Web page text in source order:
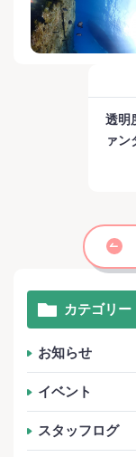
透明
ァン
カテゴリー
お知らせ
イベント
スタッフログ